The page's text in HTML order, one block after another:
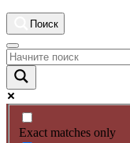
Поиск
Exact matches only